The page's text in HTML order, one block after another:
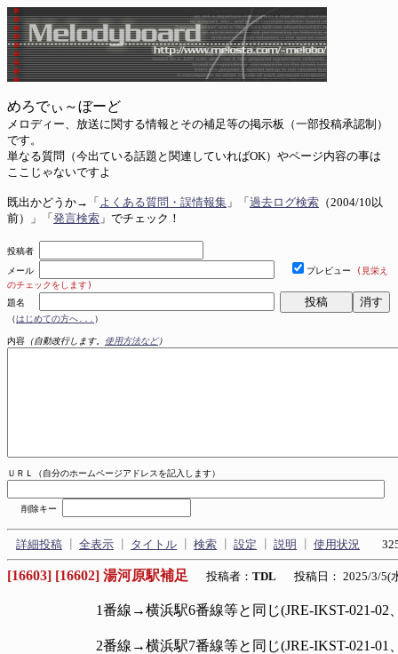
めろでぃ～ぼーど
メロディー、放送に関する情報とその補足等の掲示板（一部投稿承認制）
です。
単なる質問（今出ている話題と関連していればOK）やページ内容の事は
ここじゃないですよ
既出かどうか→「 よくある質問・誤情報集 」「 過去ログ検索 （2004/10以
前）」「 発言検索 」でチェック！
投稿者
メール
プレビュー
(見栄え
のチェックをします)
題名
（はじめての方へ... ）
内容 （自動改行します。 使用方法など）
ＵＲＬ（自分のホームページアドレスを記入します）
削除キー
詳細投稿 全表示 タイトル 検索 設定 説明 使用状況
[16603] [16602] 湯河原駅補足 投稿者： TDL 投稿日： 2025/3/5(
1番線→横浜駅6番線等と同じ(JRE-IKST-021-02
2番線→横浜駅7番線等と同じ(JRE-IKST-021-01